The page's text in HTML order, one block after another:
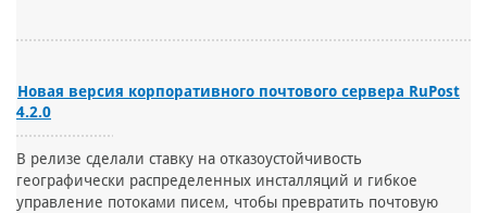
Новая версия корпоративного почтового сервера RuPost
4.2.0
В релизе сделали ставку на отказоустойчивость
географически распределенных инсталляций и гибкое
управление потоками писем, чтобы превратить почтовую